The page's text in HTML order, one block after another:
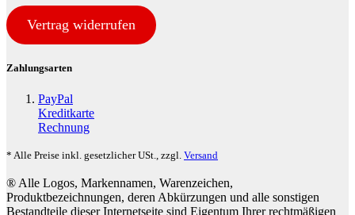
Vertrag widerrufen
Zahlungsarten
PayPal
Kreditkarte
Rechnung
* Alle Preise inkl. gesetzlicher USt., zzgl. Versand
® Alle Logos, Markennamen, Warenzeichen,
Produktbezeichnungen, deren Abkürzungen und alle sonstigen
Bestandteile dieser Internetseite sind Eigentum Ihrer rechtmäßigen